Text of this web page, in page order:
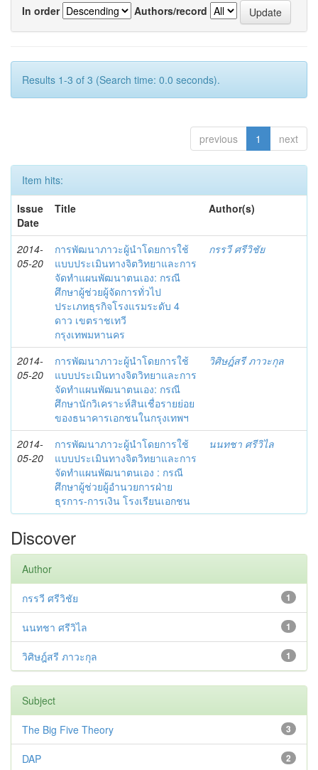
In order
Authors/record
Results 1-3 of 3 (Search time: 0.0 seconds).
previous 1 next
Item hits:
Issue
Date
Title Author(s)
2014-
05-20
การพัฒนาภาวะผู้นำโดยการใช้
แบบประเมินทางจิตวิทยาและการ
จัดทำแผนพัฒนาตนเอง: กรณี
ศึกษาผู้ช่วยผู้จัดการทั่วไป
ประเภทธุรกิจโรงแรมระดับ 4
ดาว เขตราชเทวี
กรุงเทพมหานคร
กรรวี ศรีวิชัย
2014-
05-20
การพัฒนาภาวะผู้นำโดยการใช้
แบบประเมินทางจิตวิทยาและการ
จัดทำแผนพัฒนาตนเอง: กรณี
ศึกษานักวิเคราะห์สินเชื่อรายย่อย
ของธนาคารเอกชนในกรุงเทพฯ
วิศิษฎ์สรี ภาวะกุล
2014-
05-20
การพัฒนาภาวะผู้นำโดยการใช้
แบบประเมินทางจิตวิทยาและการ
จัดทำแผนพัฒนาตนเอง : กรณี
ศึกษาผู้ช่วยผู้อำนวยการฝ่าย
ธุรการ-การเงิน โรงเรียนเอกชน
นนทชา ศรีวิไล
Discover
Author
1
กรรวี ศรีวิชัย
1
นนทชา ศรีวิไล
1
วิศิษฎ์สรี ภาวะกุล
Subject
3
The Big Five Theory
2
DAP